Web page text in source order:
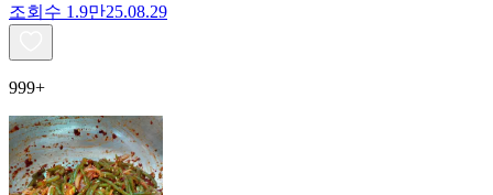
조회수 1.9만25.08.29
999+